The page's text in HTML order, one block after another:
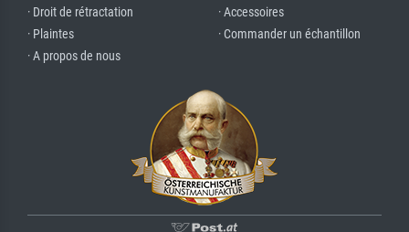
· Droit de rétractation
· Plaintes
· A propos de nous
· Accessoires
· Commander un échantillon